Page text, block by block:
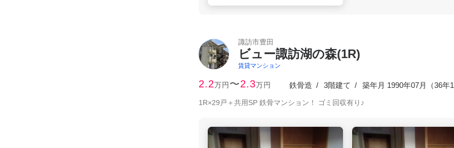
諏訪市豊田
ビュー諏訪湖の森(1R)
賃貸マンション
2.2万円 〜2.3万円 鉄骨造 3階建て 築年月 1990年07月（36年
1R×29戸＋共用SP 鉄骨マンション！ ゴミ回収有り♪